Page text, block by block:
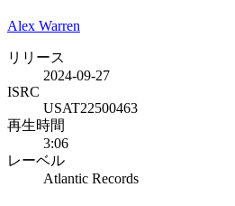
Alex Warren
リリース
2024-09-27
ISRC
USAT22500463
再生時間
3:06
レーベル
Atlantic Records